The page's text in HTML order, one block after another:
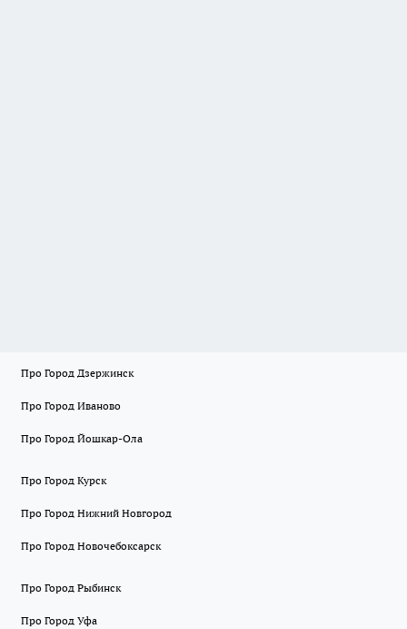
Про Город Дзержинск
Про Город Иваново
Про Город Йошкар-Ола
Про Город Курск
Про Город Нижний Новгород
Про Город Новочебоксарск
Про Город Рыбинск
Про Город Уфа